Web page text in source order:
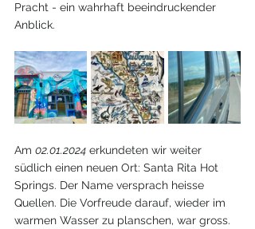
Pracht - ein wahrhaft beeindruckender
Anblick.
Am 02.01.2024 erkundeten wir weiter
südlich einen neuen Ort: Santa Rita Hot
Springs. Der Name versprach heisse
Quellen. Die Vorfreude darauf, wieder im
warmen Wasser zu planschen, war gross.